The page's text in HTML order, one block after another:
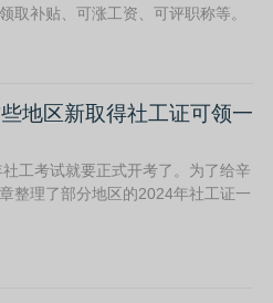
取补贴、可涨工资、可评职称等。
地区新取得社工证可领一
工考试就要正式开考了。为了给辛
整理了部分地区的2024年社工证一